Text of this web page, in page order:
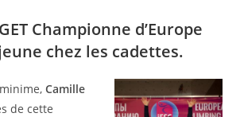
Championne d’Europe
chez les cadettes.
minime,Camille
de cette